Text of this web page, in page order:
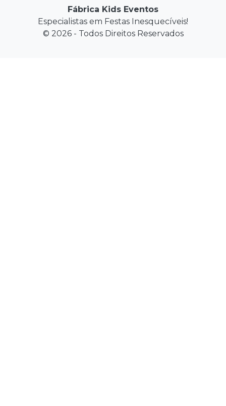
Fábrica Kids Eventos
Especialistas em Festas Inesquecíveis!
© 2026 - Todos Direitos Reservados